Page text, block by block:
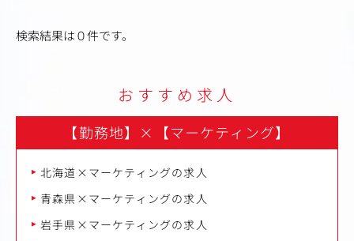
検索結果は０件です。
おすすめ求人
【勤務地】 × 【マーケティング】
北海道×マーケティングの求人
青森県×マーケティングの求人
岩手県×マーケティングの求人